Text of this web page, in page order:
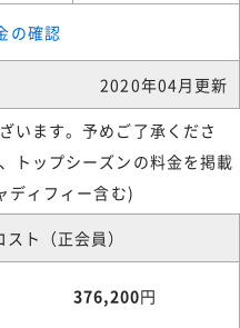
の確認
2020年04月更新
います。予めご了承くださ
トップシーズンの料金を掲載
ディフィー含む)
ト（正会員）
376,200円